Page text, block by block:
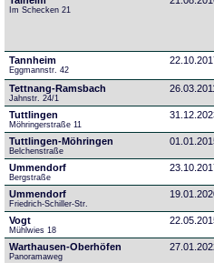
Im Schecken 21
Tannheim
Eggmannstr. 42
Tettnang-Ramsbach
Jahnstr. 24/1
26.03.2011
Tuttlingen
Möhringerstraße 11
Tuttlingen-Möhringen
Belchenstraße
Ummendorf
Bergstraße
Ummendorf
Friedrich-Schiller-Str.
Vogt
Mühlwies 18
Warthausen-Oberhöfen
Panoramaweg